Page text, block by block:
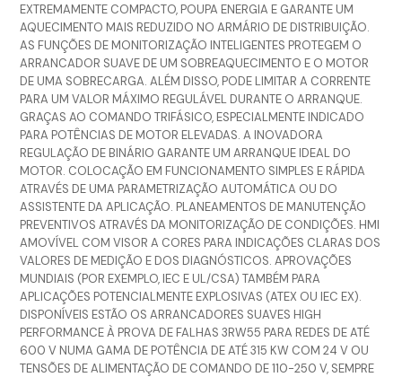
EXTREMAMENTE COMPACTO, POUPA ENERGIA E GARANTE UM
AQUECIMENTO MAIS REDUZIDO NO ARMÁRIO DE DISTRIBUIÇÃO.
AS FUNÇÕES DE MONITORIZAÇÃO INTELIGENTES PROTEGEM O
ARRANCADOR SUAVE DE UM SOBREAQUECIMENTO E O MOTOR
DE UMA SOBRECARGA. ALÉM DISSO, PODE LIMITAR A CORRENTE
PARA UM VALOR MÁXIMO REGULÁVEL DURANTE O ARRANQUE.
GRAÇAS AO COMANDO TRIFÁSICO, ESPECIALMENTE INDICADO
PARA POTÊNCIAS DE MOTOR ELEVADAS. A INOVADORA
REGULAÇÃO DE BINÁRIO GARANTE UM ARRANQUE IDEAL DO
MOTOR. COLOCAÇÃO EM FUNCIONAMENTO SIMPLES E RÁPIDA
ATRAVÉS DE UMA PARAMETRIZAÇÃO AUTOMÁTICA OU DO
ASSISTENTE DA APLICAÇÃO. PLANEAMENTOS DE MANUTENÇÃO
PREVENTIVOS ATRAVÉS DA MONITORIZAÇÃO DE CONDIÇÕES. HMI
AMOVÍVEL COM VISOR A CORES PARA INDICAÇÕES CLARAS DOS
VALORES DE MEDIÇÃO E DOS DIAGNÓSTICOS. APROVAÇÕES
MUNDIAIS (POR EXEMPLO, IEC E UL/CSA) TAMBÉM PARA
APLICAÇÕES POTENCIALMENTE EXPLOSIVAS (ATEX OU IEC EX).
DISPONÍVEIS ESTÃO OS ARRANCADORES SUAVES HIGH
PERFORMANCE À PROVA DE FALHAS 3RW55 PARA REDES DE ATÉ
600 V NUMA GAMA DE POTÊNCIA DE ATÉ 315 KW COM 24 V OU
TENSÕES DE ALIMENTAÇÃO DE COMANDO DE 110-250 V, SEMPRE